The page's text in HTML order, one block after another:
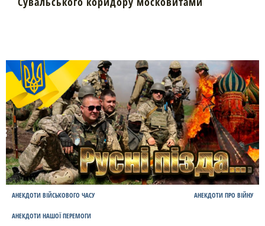
АНЕКДОТИ ВІЙСЬКОВОГО ЧАСУ АНЕКДОТИ ПРО ВІЙНУ
АНЕКДОТИ НАШОЇ ПЕРЕМОГИ